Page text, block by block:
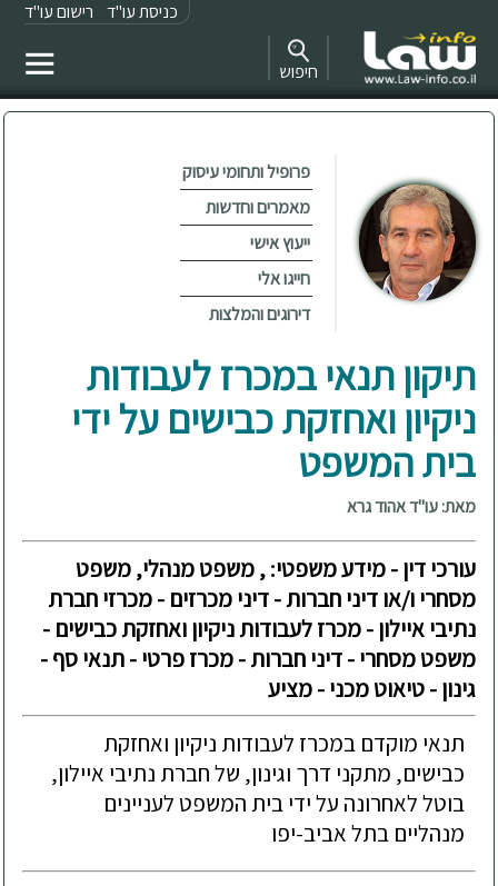
כניסת עו"ד רישום עו"ד
חיפוש
פרופיל ותחומי עיסוק
מאמרים וחדשות
ייעוץ אישי
חייגו אלי
דירוגים והמלצות
תיקון תנאי במכרז לעבודות
ניקיון ואחזקת כבישים על ידי
בית המשפט
מאת: עו"ד אהוד גרא
עורכי דין - מידע משפטי: , משפט מנהלי, משפט
מסחרי ו/או דיני חברות - דיני מכרזים - מכרזי חברת
נתיבי איילון - מכרז לעבודות ניקיון ואחזקת כבישים -
משפט מסחרי - דיני חברות - מכרז פרטי - תנאי סף -
גינון - טיאוט מכני - מציע
תנאי מוקדם במכרז לעבודות ניקיון ואחזקת
כבישים, מתקני דרך וגינון, של חברת נתיבי איילון,
בוטל לאחרונה על ידי בית המשפט לעניינים
מנהליים בתל אביב-יפו